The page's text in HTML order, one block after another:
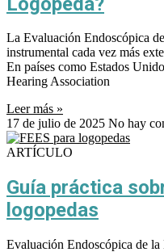
La Evaluación Endoscópica
instrumental cada vez más
En países como Estados
Hearing Association
Leer más »
17 de julio de 2025 No hay
ARTÍCULO
Guía práctica
logopedas
Evaluación Endoscópica de